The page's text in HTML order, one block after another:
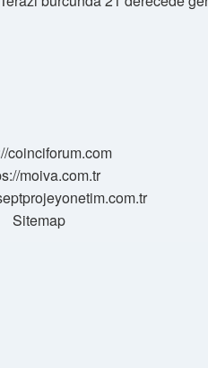
coinciforum.com
moiva.com.tr
Sitemap